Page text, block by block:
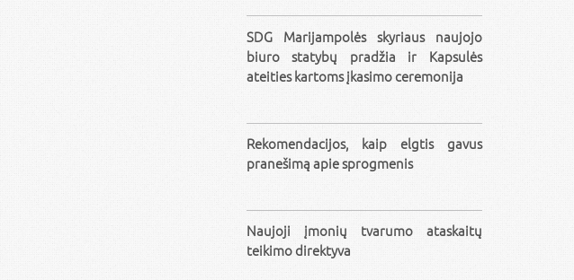
SDG Marijampolės skyriaus naujojo
biuro statybų pradžia ir Kapsulės
ateities kartoms įkasimo ceremonija
Rekomendacijos, kaip elgtis gavus
pranešimą apie sprogmenis
Naujoji įmonių tvarumo ataskaitų
teikimo direktyva